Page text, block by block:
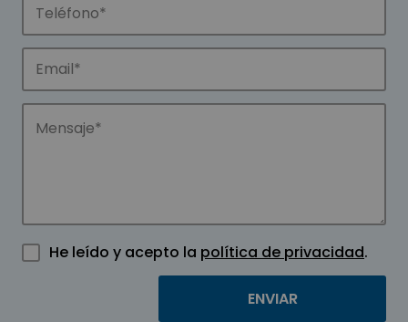
He leído y acepto la política de privacidad.